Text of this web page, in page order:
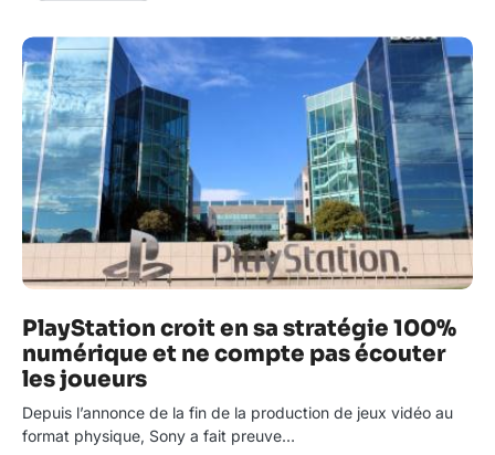
PlayStation croit en sa stratégie 100%
numérique et ne compte pas écouter
les joueurs
Depuis l’annonce de la fin de la production de jeux vidéo au
format physique, Sony a fait preuve…